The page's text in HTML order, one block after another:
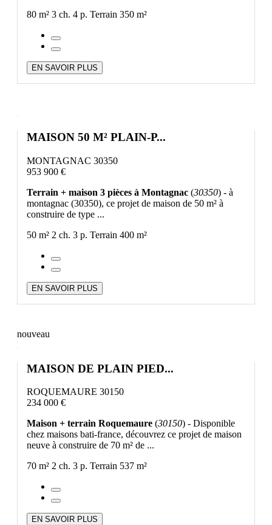
80 m² 3 ch. 4 p. Terrain 350 m²
EN SAVOIR PLUS
MAISON 50 M² PLAIN-P...
MONTAGNAC 30350
953 900 €
Terrain + maison 3 pièces à Montagnac (30350) - à
montagnac (30350), ce projet de maison de 50 m² à
construire de type ...
50 m² 2 ch. 3 p. Terrain 400 m²
EN SAVOIR PLUS
nouveau
MAISON DE PLAIN PIED...
ROQUEMAURE 30150
234 000 €
Maison + terrain Roquemaure (30150) - Disponible
chez maisons bati-france, découvrez ce projet de maison
neuve à construire de 70 m² de ...
70 m² 2 ch. 3 p. Terrain 537 m²
EN SAVOIR PLUS